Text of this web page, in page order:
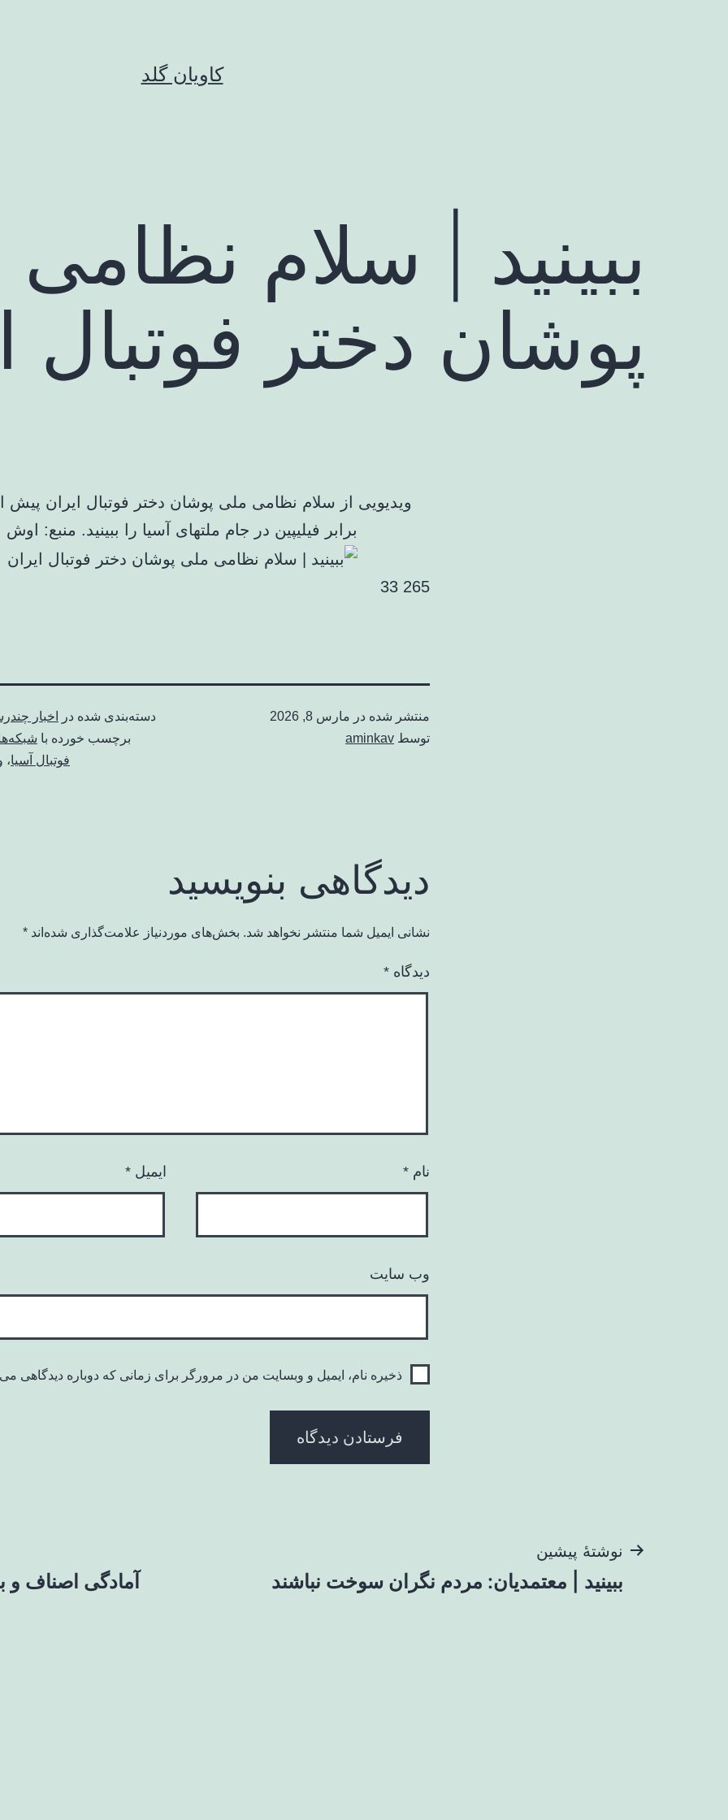
کاویان گلد
ببینید | سلام
پوشان دختر فوتبال
ویدیویی از سلام نظامی ملی پوشان دختر فوتبال ایران پیش
برابر فیلیپین در جام ملتهای آسیا را ببینید. منبع: اوش
265 33
منتشر شده در مارس 8, 2026
توسط aminkav
دسته‌بندی شده در اخبار
برچسب خورده با
فوتبال آسیا،
دیدگاهی بنویسید
نشانی ایمیل شما منتشر نخواهد شد. بخش‌های موردنیاز علامت‌گذاری شده‌اند *
دیدگاه *
نام * ایمیل *
وب‌ سایت
ذخیره نام، ایمیل و وبسایت من در مرورگر برای زمانی که دوباره دیدگاهی
راهبری
نوشتهٔ پیشین
ببینید | معتمدیان: مردم نگران سوخت نباشند
آمادگی اصناف و